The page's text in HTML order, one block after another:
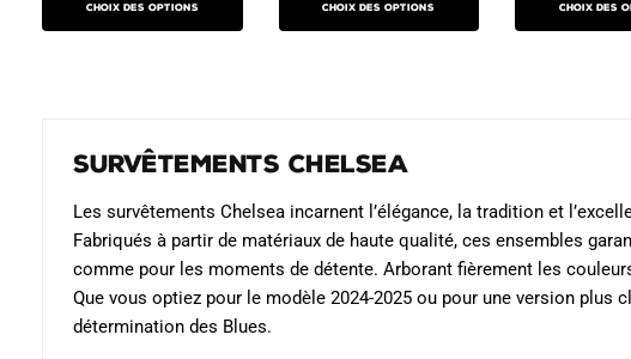
produit
était :
est :
Choix des options
produit
options
choisies
page
initial
était :
actuel
est :
Choix des options
produit
Les
options
peuvent
être
choisies
sur
était :
Choix des
produit
être
choisies
sur
la
Survêtements Chelsea
Les survêtements Chelsea incarnent l’élégance, la tradition et
Fabriqués à partir de matériaux de haute qualité, ces ensembles
comme pour les moments de détente. Arborant fièrement les
Que vous optiez pour le modèle 2024-2025 ou pour une version
détermination des Blues.